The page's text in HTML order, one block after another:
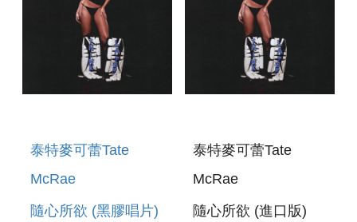
泰特麥可蕾Tate
McRae
隨心所欲 (黑膠唱片)
泰特麥可蕾Tate
McRae
隨心所欲 (進口版)